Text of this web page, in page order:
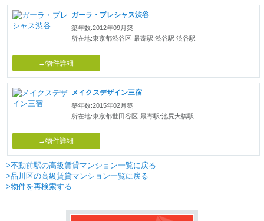
ガーラ・プレシャス渋谷
築年数:2012年09月築
所在地:東京都渋谷区 最寄駅:渋谷駅 渋谷駅
→物件詳細
メイクスデザイン三宿
築年数:2015年02月築
所在地:東京都世田谷区 最寄駅:池尻大橋駅
→物件詳細
>不動前駅の高級賃貸マンション一覧に戻る
>品川区の高級賃貸マンション一覧に戻る
>物件を再検索する